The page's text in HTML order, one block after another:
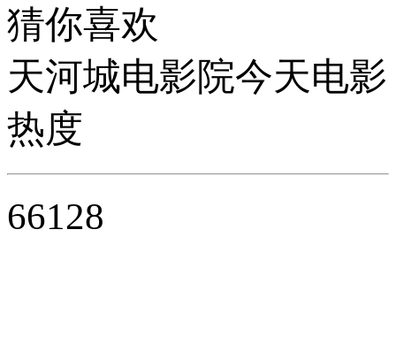
猜你喜欢
天河城电影院今天电影
热度
66128